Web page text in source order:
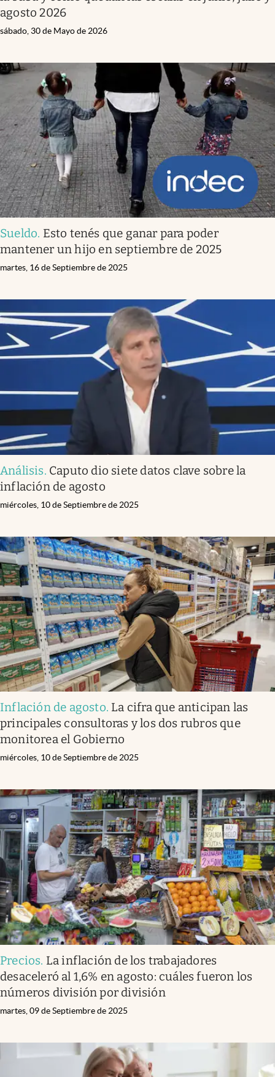
agosto 2026
sábado, 30 de Mayo de 2026
Sueldo. Esto tenés que ganar para poder
mantener un hijo en septiembre de 2025
martes, 16 de Septiembre de 2025
Análisis. Caputo dio siete datos clave sobre la
inflación de agosto
miércoles, 10 de Septiembre de 2025
Inflación de agosto. La cifra que anticipan las
principales consultoras y los dos rubros que
monitorea el Gobierno
miércoles, 10 de Septiembre de 2025
Precios. La inflación de los trabajadores
desaceleró al 1,6% en agosto: cuáles fueron los
números división por división
martes, 09 de Septiembre de 2025